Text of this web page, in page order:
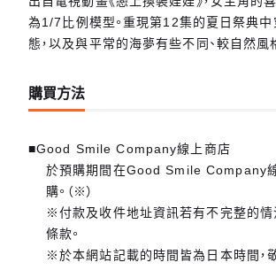
為1/7比例模型。重現第12集的夏日祭典
態，以及與平常的海夢有些不同、較自然風
購買方法
■Good Smile Company線上商店
於預購期間在Good Smile Company
購。（※）
※付款及收件地址資訊若有不完整的情
條款。
※於本網站記載的時間皆為日本時間，